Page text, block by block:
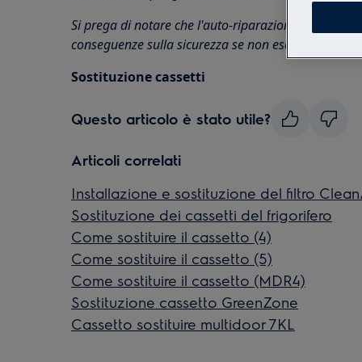
Si prega di notare che l'auto-riparazione o la
conseguenze sulla sicurezza se non eseguite
Sostituzione cassetti
Questo articolo è stato utile?
Articoli correlati
Installazione e sostituzione del filtro
Sostituzione dei cassetti del frigorifero
Come sostituire il cassetto (4)
Come sostituire il cassetto (5)
Come sostituire il cassetto (MDR4)
Sostituzione cassetto GreenZone
Cassetto sostituire multidoor 7KL